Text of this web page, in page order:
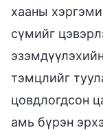
хааны
сүмийг
тэмцлийг
цовдлогдсон
амь бүрэн